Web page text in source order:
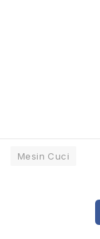
Mesin Cuci